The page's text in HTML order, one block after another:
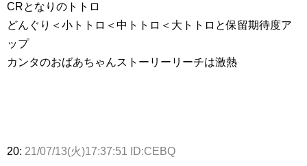
CRとなりのトトロ
どんぐり＜小トトロ＜中トトロ＜大トトロと保留期待度ア
ップ
カンタのおばあちゃんストーリーリーチは激熱
20: 21/07/13(火)17:37:51 ID:CEBQ